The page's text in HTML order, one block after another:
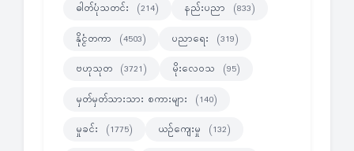
ဓါတ်ပုံသတင်း (214) နည်းပညာ (833)
နိုင္ငံတကာ (4503) ပညာရေး (319)
ဗဟုသုတ (3721) မိုးလေဝသ (95)
မှတ်မှတ်သားသား စကားများ (140)
မှုခင်း (1775) ယဉ်ကျေးမှု (132)